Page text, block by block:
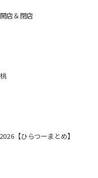
店＆閉店
【ひらつーまとめ】